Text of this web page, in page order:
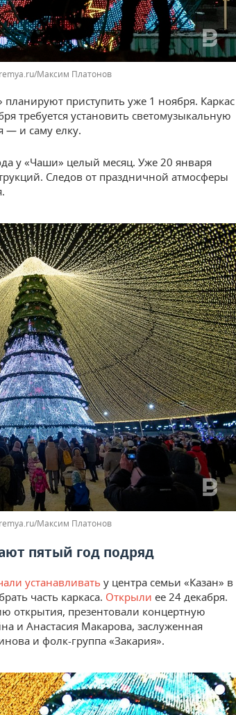
Максим Платонов
приступить уже 1 ноября. Каркас
требуется установить светомузыкальную
— и саму елку.
у «Чаши» целый месяц. Уже 20 января
Следов от праздничной атмосферы
Максим Платонов
пятый год подряд
устанавливать у центра семьи «Казан» в
часть каркаса. Открыли ее 24 декабря.
открытия, презентовали концертную
и Анастасия Макарова, заслуженная
и фолк-группа «Закария».